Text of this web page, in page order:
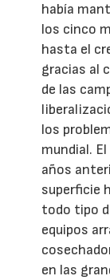
había
los cinco
hasta el
gracias al
de las
los
mundial.
años
superficie
todo tipo
equipos
en las